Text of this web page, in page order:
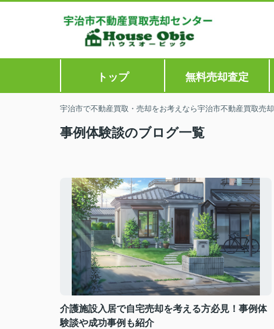
トップ 無料売却査定
宇治市で不動産買取・売却をお考えなら宇治市不動産買取売
事例体験談のブログ一覧
介護施設入居で自宅売却を考える方必見！事例体
験談や成功事例も紹介